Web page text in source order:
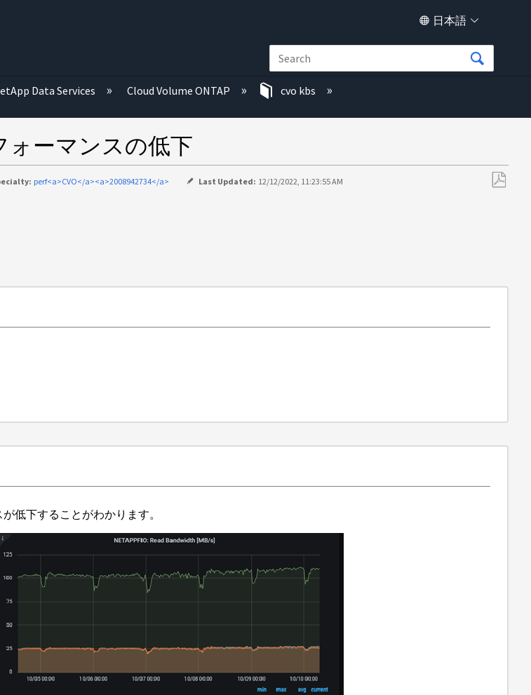
日本語
Data Services Cloud Volume ONTAP cvo kbs
ォーマンスの低下
perf<a>CVO</a><a>2008942734</a> Last Updated: 12/12/2022, 11:23:55 AM
低下することがわかります。